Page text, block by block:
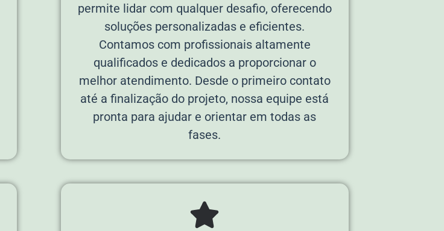
permite lidar com qualquer desafio, oferecendo
soluções personalizadas e eficientes.
Contamos com profissionais altamente
qualificados e dedicados a proporcionar o
melhor atendimento. Desde o primeiro contato
até a finalização do projeto, nossa equipe está
pronta para ajudar e orientar em todas as
fases.